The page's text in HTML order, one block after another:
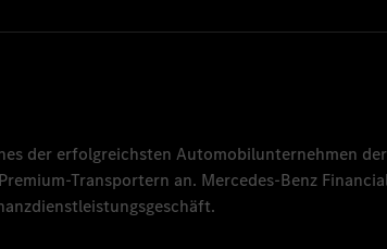
der erfolgreichsten Automobilunternehmen
Transportern an. Mercedes-Benz